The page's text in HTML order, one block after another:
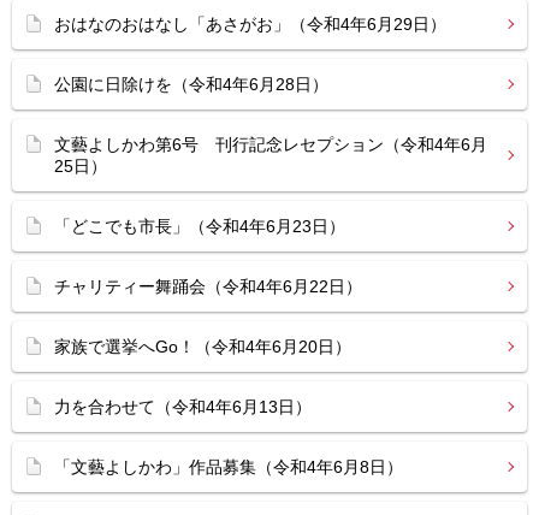
おはなのおはなし「あさがお」（令和4年6月29日）
公園に日除けを（令和4年6月28日）
文藝よしかわ第6号 刊行記念レセプション（令和4年6月
25日）
「どこでも市長」（令和4年6月23日）
チャリティー舞踊会（令和4年6月22日）
家族で選挙へGo！（令和4年6月20日）
力を合わせて（令和4年6月13日）
「文藝よしかわ」作品募集（令和4年6月8日）